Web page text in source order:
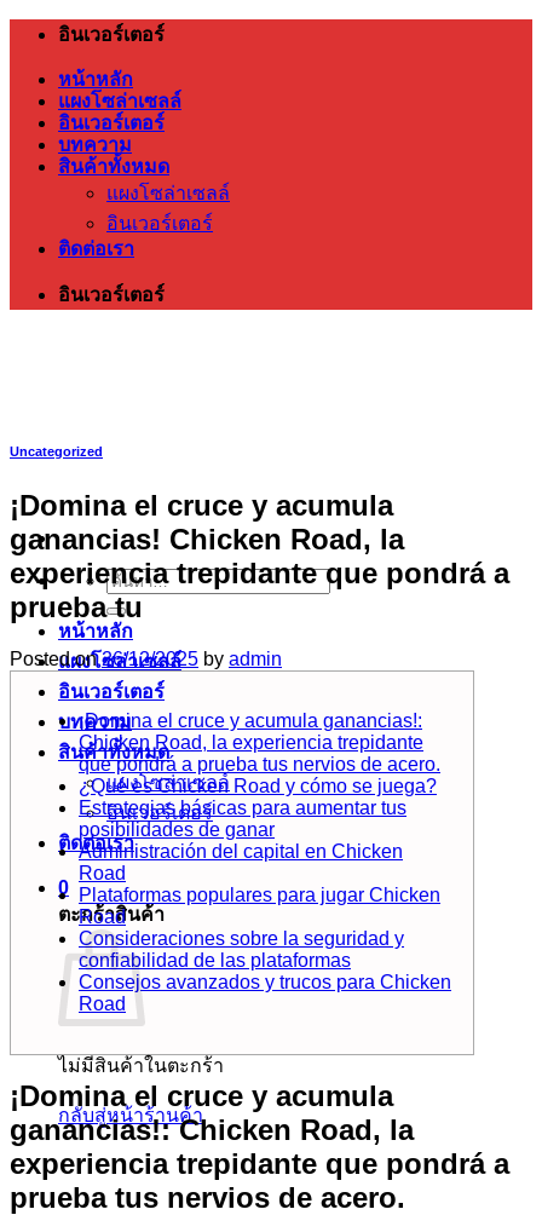
ข้าม
เนื้อหา
อินเวอร์เตอร์
หน้าหลัก
แผงโซล่าเซลล์
อินเวอร์เตอร์
บทความ
สินค้าทั้งหมด
แผงโซล่าเซลล์
อินเวอร์เตอร์
ติดต่อเรา
อินเวอร์เตอร์
ค้นหา:
หน้าหลัก
แผงโซล่าเซลล์
อินเวอร์เตอร์
บทความ
สินค้าทั้งหมด
แผงโซล่าเซลล์
อินเวอร์เตอร์
ติดต่อเรา
0
ตะกร้าสินค้า
ไม่มีสินค้าในตะกร้า
กลับสู่หน้าร้านค้า
Uncategorized
¡Domina el cruce y acumula
ganancias! Chicken Road, la
experiencia trepidante que pondrá a
prueba tu
Posted on26/12/2025 by admin
¡Domina el cruce y acumula ganancias!:
Chicken Road, la experiencia trepidante
que pondrá a prueba tus nervios de acero.
¿Qué es Chicken Road y cómo se juega?
Estrategias básicas para aumentar tus
posibilidades de ganar
Administración del capital en Chicken
Road
Plataformas populares para jugar Chicken
Road
Consideraciones sobre la seguridad y
confiabilidad de las plataformas
Consejos avanzados y trucos para Chicken
Road
¡Domina el cruce y acumula
ganancias!: Chicken Road, la
experiencia trepidante que pondrá a
prueba tus nervios de acero.